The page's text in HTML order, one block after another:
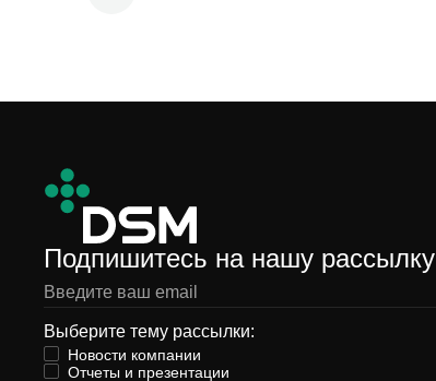
Подпишитесь на нашу рассылку
Выберите тему рассылки:
Новости компании
Отчеты и презентации